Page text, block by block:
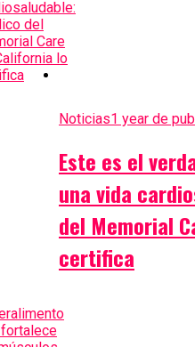
Noticias1 year de
Este es el
una vida
del Memorial
certifica